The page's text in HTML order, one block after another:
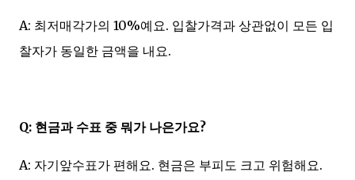
A: 최저매각가의 10%예요. 입찰가격과 상관없이 모든 입
찰자가 동일한 금액을 내요.
Q: 현금과 수표 중 뭐가 나은가요?
A: 자기앞수표가 편해요. 현금은 부피도 크고 위험해요.